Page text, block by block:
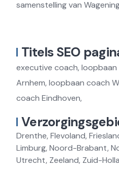
samenstelling van
Titels SEO
executive coach,
Arnhem, loopbaan coach
coach Eindhoven,
Drenthe, Flevoland,
Limburg, Noord-Brabant,
Utrecht, Zeeland, Zuid-